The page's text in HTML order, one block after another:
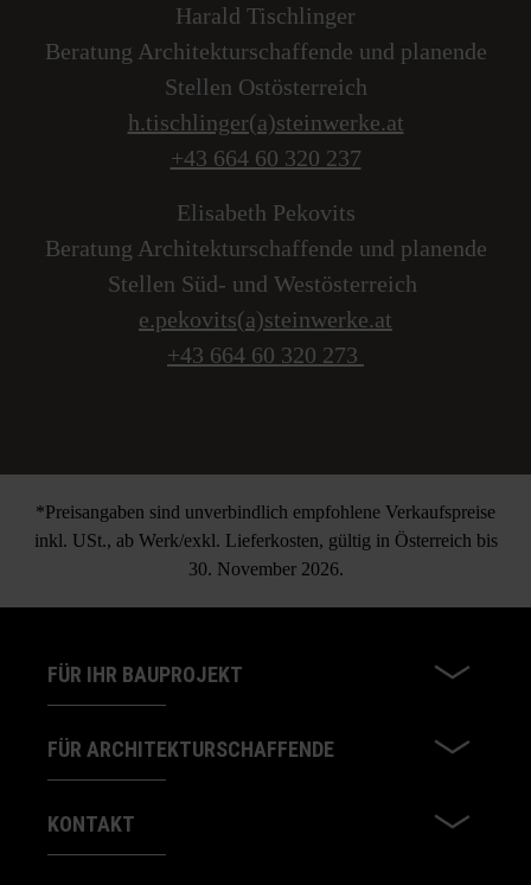
Harald Tischlinger
Beratung Architekturschaffende und planende
Stellen Ostösterreich
h.tischlinger(a)steinwerke.at
+43 664 60 320 237
Elisabeth Pekovits
Beratung Architekturschaffende und planende
Stellen Süd- und Westösterreich
e.pekovits(a)steinwerke.at
+43 664 60 320 273
*Preisangaben sind unverbindlich empfohlene Verkaufspreise
inkl. USt., ab Werk/exkl. Lieferkosten, gültig in Österreich bis
30. November 2026.
FÜR IHR BAUPROJEKT
FÜR ARCHITEKTURSCHAFFENDE
KONTAKT